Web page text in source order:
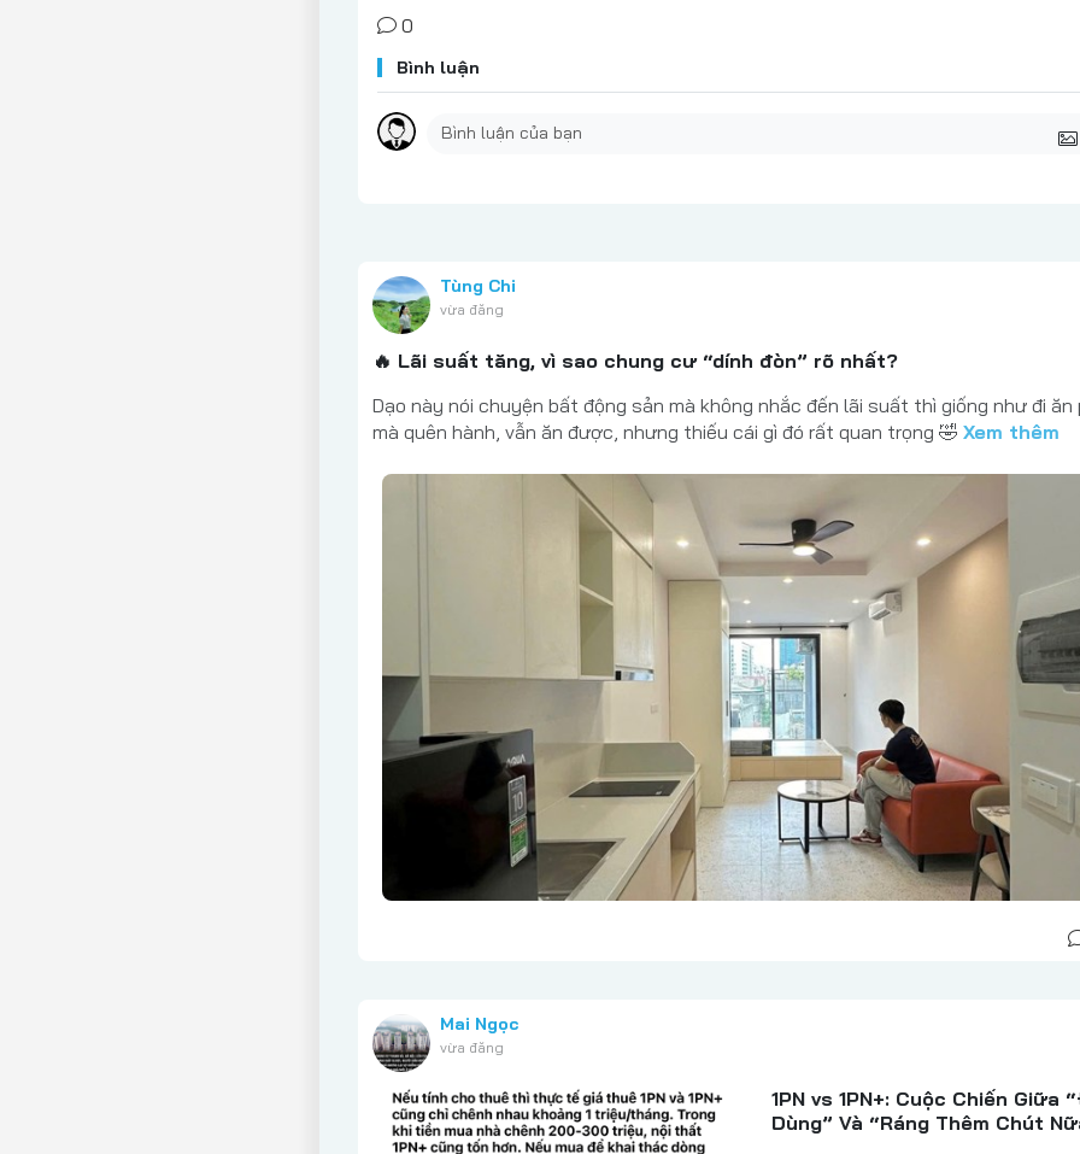
0
Bình luận
Tùng Chi
vừa đăng
🔥 Lãi suất tăng, vì sao chung cư “dính đòn” rõ nhất?
Dạo này nói chuyện bất động sản mà không nhắc đến lãi suất thì giống như đi ăn
mà quên hành, vẫn ăn được, nhưng thiếu cái gì đó rất quan trọng 🤣Xem thêm
Mai Ngọc
vừa đăng
1PN vs 1PN+: Cuộc Chiến Giữa
Dùng” Và “Ráng Thêm Chút